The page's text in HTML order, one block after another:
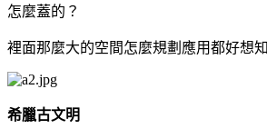
怎麼蓋的？
裡面那麼大的空間怎麼規劃應用都好想
希臘古文明